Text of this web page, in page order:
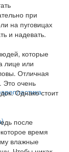
при
на пуговицах
и надевать.
которые
лице или
Отличная
Это очень
Однако стоит
после
время
влажные